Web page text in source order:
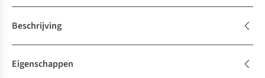
Beschrijving
Eigenschappen